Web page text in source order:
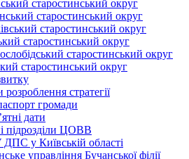
старостинський округ
старостинський округ
старостинський округ
старостинський округ
старостинський округ
старостинський округ
стратегії
громади
дати
підрозділи ЦОВВ
у Київській області
управління Бучанської філії